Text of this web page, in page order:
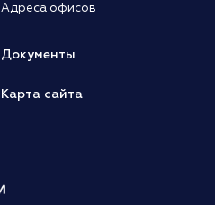
Адреса офисов
Документы
Карта сайта